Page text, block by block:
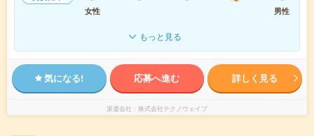
女性
男性
もっと見る
気になる! 応募へ進む 詳しく見る
派遣会社 株式会社テクノウェイブ